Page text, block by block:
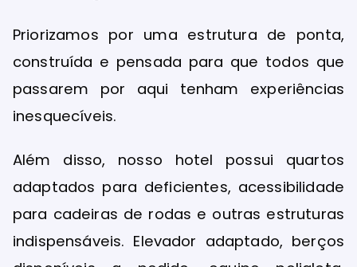
Priorizamos por uma estrutura de ponta,
construída e pensada para que todos que
passarem por aqui tenham experiências
inesquecíveis.
Além disso, nosso hotel possui quartos
adaptados para deficientes, acessibilidade
para cadeiras de rodas e outras estruturas
indispensáveis. Elevador adaptado, berços